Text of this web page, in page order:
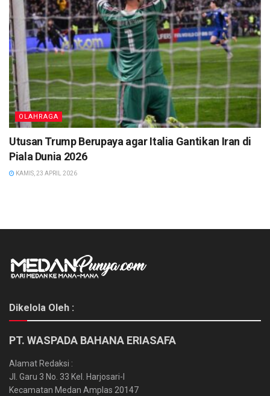
OLAHRAGA
Utusan Trump Berupaya agar Italia Gantikan Iran di
Piala Dunia 2026
KAMIS, 23 APRIL 2026
Dikelola Oleh :
PT. WASPADA BAHANA ERIASAFA
Alamat Redaksi :
Jl. Garu 3 No. 33 Kel. Harjosari-I
Kecamatan Medan Amplas 20147